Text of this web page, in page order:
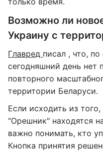
Возможно ли
Украину с
Главред писал , что,
сегодняшний день нет
повторного
территории Беларуси.
Если исходить из
"Орешник" находятся
важно понимать, кто
Кнопка принятия